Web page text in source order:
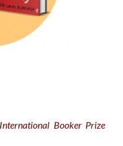
Booker Prize